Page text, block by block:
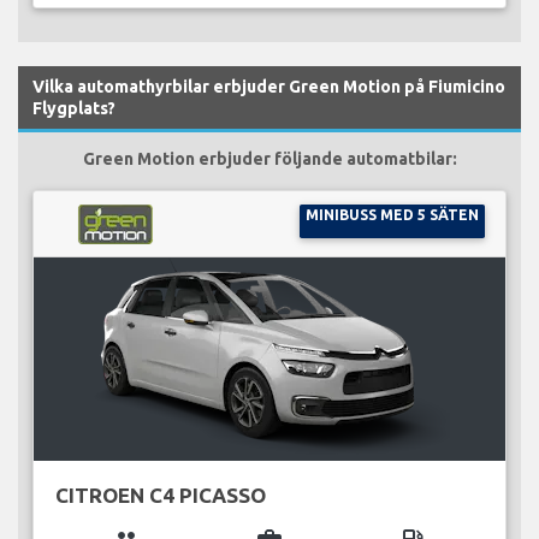
Vilka automathyrbilar erbjuder Green Motion på Fiumicino
Flygplats?
Green Motion erbjuder följande automatbilar:
MINIBUSS MED 5 SÄTEN
CITROEN C4 PICASSO